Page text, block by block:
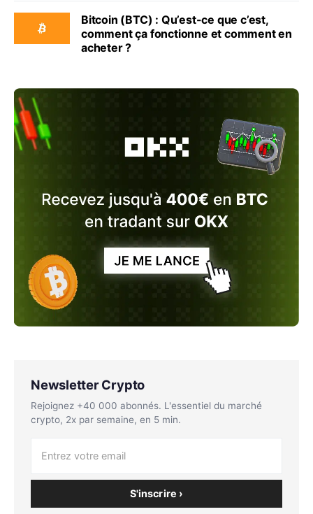
Bitcoin (BTC) : Qu’est-ce que c’est,
comment ça fonctionne et comment en
acheter ?
Newsletter Crypto
Rejoignez +40 000 abonnés. L'essentiel du marché
crypto, 2x par semaine, en 5 min.
S'inscrire ›